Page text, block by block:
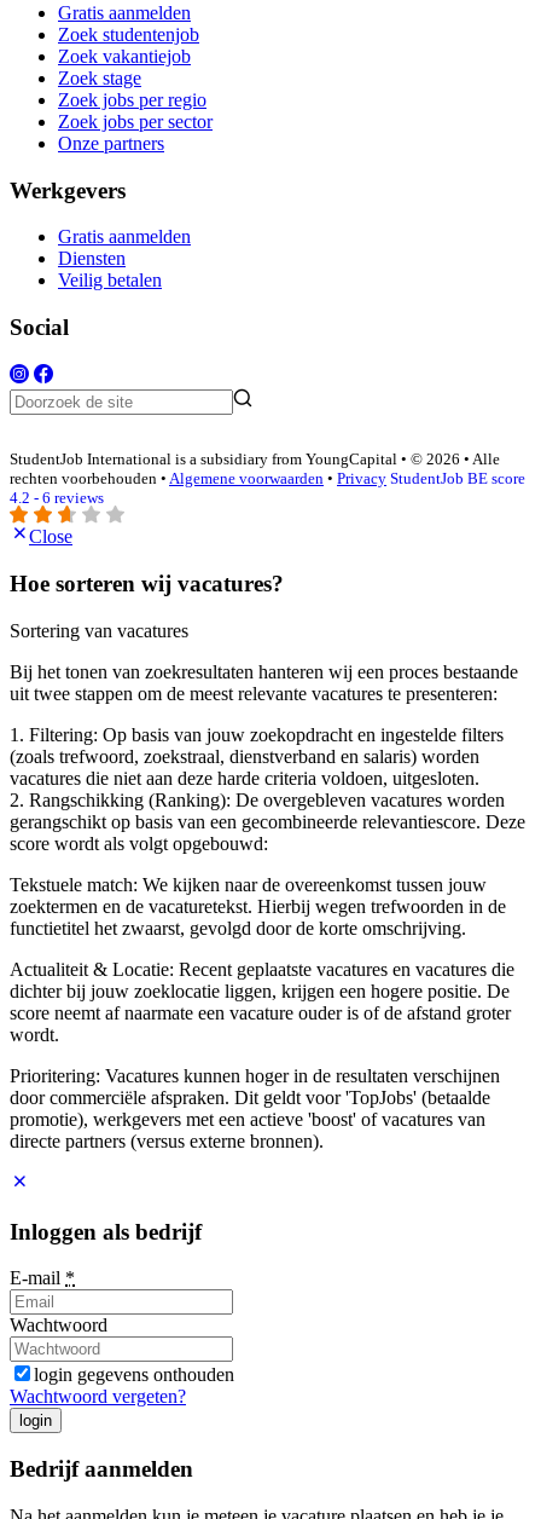
Gratis aanmelden
Zoek studentenjob
Zoek vakantiejob
Zoek stage
Zoek jobs per regio
Zoek jobs per sector
Onze partners
Werkgevers
Gratis aanmelden
Diensten
Veilig betalen
Social
StudentJob International is a subsidiary from YoungCapital • © 2026 • Alle
rechten voorbehouden • Algemene voorwaarden • Privacy StudentJob BE score
4.2 - 6 reviews
Close
Hoe sorteren wij vacatures?
Sortering van vacatures
Bij het tonen van zoekresultaten hanteren wij een proces bestaande
uit twee stappen om de meest relevante vacatures te presenteren:
1. Filtering: Op basis van jouw zoekopdracht en ingestelde filters
(zoals trefwoord, zoekstraal, dienstverband en salaris) worden
vacatures die niet aan deze harde criteria voldoen, uitgesloten.
2. Rangschikking (Ranking): De overgebleven vacatures worden
gerangschikt op basis van een gecombineerde relevantiescore. Deze
score wordt als volgt opgebouwd:
Tekstuele match: We kijken naar de overeenkomst tussen jouw
zoektermen en de vacaturetekst. Hierbij wegen trefwoorden in de
functietitel het zwaarst, gevolgd door de korte omschrijving.
Actualiteit & Locatie: Recent geplaatste vacatures en vacatures die
dichter bij jouw zoeklocatie liggen, krijgen een hogere positie. De
score neemt af naarmate een vacature ouder is of de afstand groter
wordt.
Prioritering: Vacatures kunnen hoger in de resultaten verschijnen
door commerciële afspraken. Dit geldt voor 'TopJobs' (betaalde
promotie), werkgevers met een actieve 'boost' of vacatures van
directe partners (versus externe bronnen).
Inloggen als bedrijf
E-mail *
Wachtwoord
login gegevens onthouden
Wachtwoord vergeten?
login
Bedrijf aanmelden